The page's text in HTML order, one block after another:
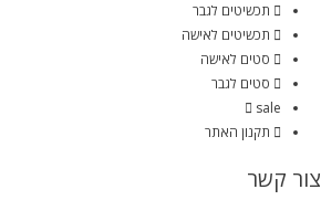
לבחור
האפשרויות
בעמוד
המוצר
תכשיטים לגבר
תכשיטים לאישה
סטים לאישה
סטים לגבר
sale
תקנון האתר
צור קשר